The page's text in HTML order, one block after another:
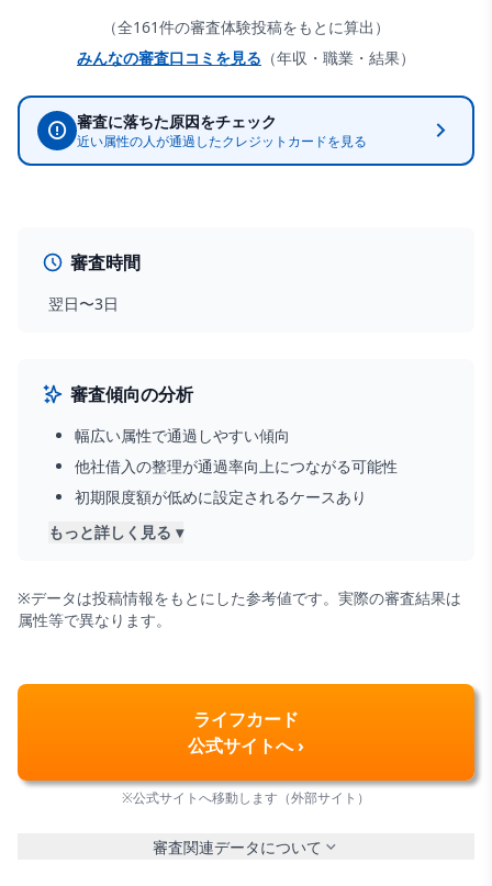
（全161件の審査体験投稿をもとに算出）
みんなの審査口コミを見る （年収・職業・結果）
審査に落ちた原因をチェック
近い属性の人が通過したクレジットカードを見る
審査時間
翌日〜3日
審査傾向の分析
幅広い属性で通過しやすい傾向
他社借入の整理が通過率向上につながる可能性
初期限度額が低めに設定されるケースあり
もっと詳しく見る ▾
※データは投稿情報をもとにした参考値です。実際の審査結果は
属性等で異なります。
ライフカード
公式サイトへ ›
※公式サイトへ移動します（外部サイト）
審査関連データについて